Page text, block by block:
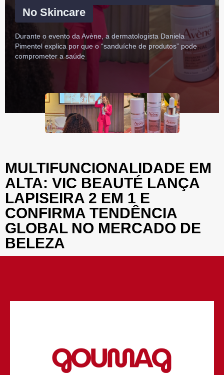
No Skincare
Durante o evento da Avène, a dermatologista Daniela
Pimentel explica por que o “sanduíche de produtos” pode
comprometer a saúde
MULTIFUNCIONALIDADE EM
ALTA: VIC BEAUTÉ LANÇA
LAPISEIRA 2 EM 1 E
CONFIRMA TENDÊNCIA
GLOBAL NO MERCADO DE
BELEZA